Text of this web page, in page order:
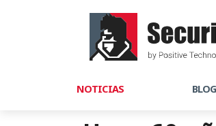
NOTICIAS BLOG